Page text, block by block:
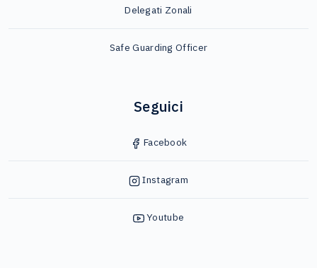
Delegati Zonali
Safe Guarding Officer
Seguici
Facebook
Instagram
Youtube